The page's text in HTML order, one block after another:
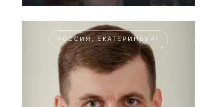
РОССИЯ, ЕКАТЕРИНБУРГ